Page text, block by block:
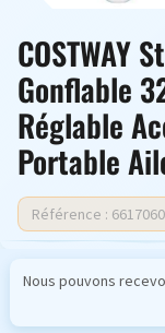
COSTWAY
Gonflable
Réglable
Portable
Référence :
Nous pouvons